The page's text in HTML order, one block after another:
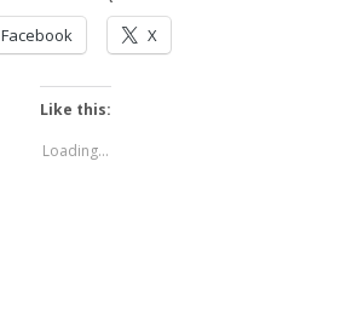
Facebook X
Like this:
Loading...